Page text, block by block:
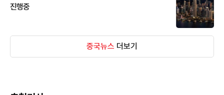
진행중
중국뉴스 더보기